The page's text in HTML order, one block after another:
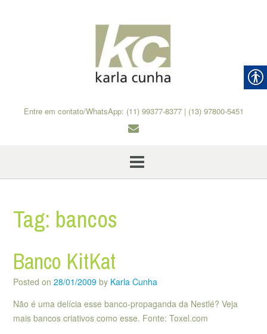
Entre em contato/WhatsApp: (11) 99377-8377 | (13) 97800-5451
Tag: bancos
Banco KitKat
Posted on 28/01/2009 by Karla Cunha
Não é uma delícia esse banco-propaganda da Nestlé? Veja
mais bancos criativos como esse. Fonte: Toxel.com